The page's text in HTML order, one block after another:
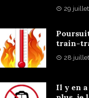
29
train-
28
Il y en a